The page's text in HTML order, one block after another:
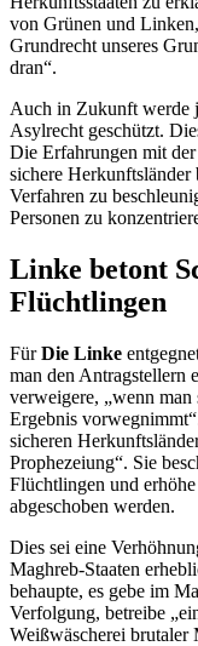
von Grünen und
Grundrecht unseres
dran“.
Auch in Zukunft werde
Asylrecht geschützt.
Die Erfahrungen mit
sichere Herkunftsländer
Verfahren zu
Personen zu
Linke betont
Flüchtlingen
FürDie Linke
man den Antragstellern
verweigere, „wenn man
Ergebnis
sicheren
Prophezeiung“. Sie
Flüchtlingen und
abgeschoben werden.
Dies sei eine
Maghreb-Staaten
behaupte, es gebe im
Verfolgung, betreibe
Weißwäscherei brutaler